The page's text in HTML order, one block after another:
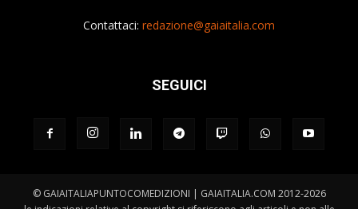
Contattaci: redazione@gaiaitalia.com
SEGUICI
© GAIAITALIAPUNTOCOMEDIZIONI | GAIAITALIA.COM 2012-2026